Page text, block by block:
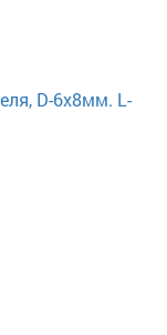
D-6х8мм. L-